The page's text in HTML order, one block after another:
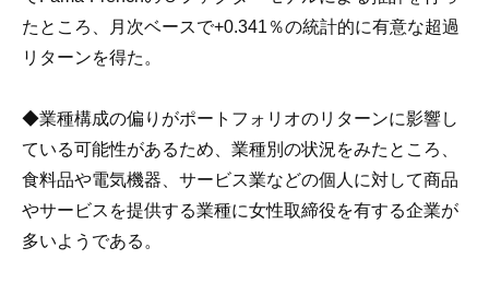
たところ、月次ベースで+0.341％の統計的に有意な超過
リターンを得た。
◆業種構成の偏りがポートフォリオのリターンに影響し
ている可能性があるため、業種別の状況をみたところ、
食料品や電気機器、サービス業などの個人に対して商品
やサービスを提供する業種に女性取締役を有する企業が
多いようである。